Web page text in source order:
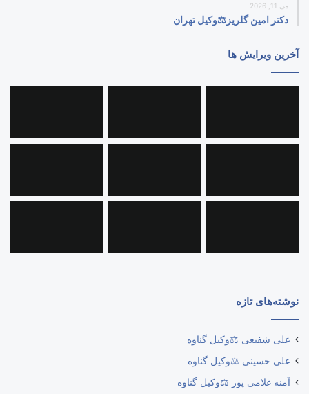
می 11, 2026
دکتر امین گلریز⚖️وکیل تهران
آخرین ویرایش ها
نوشته‌های تازه
علی شفیعی ⚖️وکیل گناوه
علی حسینی ⚖️وکیل گناوه
آمنه غلامی پور ⚖️وکیل گناوه